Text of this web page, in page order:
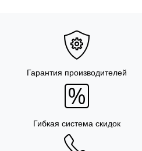
Гарантия производителей
Гибкая система скидок